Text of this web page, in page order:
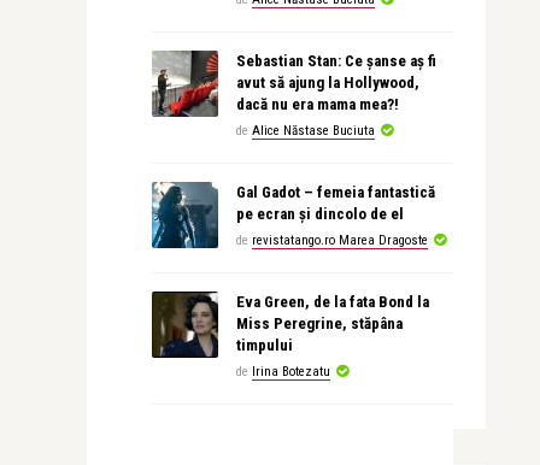
Sebastian Stan: Ce șanse aș fi
avut să ajung la Hollywood,
dacă nu era mama mea?!
de Alice Năstase Buciuta
Gal Gadot – femeia fantastică
pe ecran și dincolo de el
de revistatango.ro Marea Dragoste
Eva Green, de la fata Bond la
Miss Peregrine, stăpâna
timpului
de Irina Botezatu